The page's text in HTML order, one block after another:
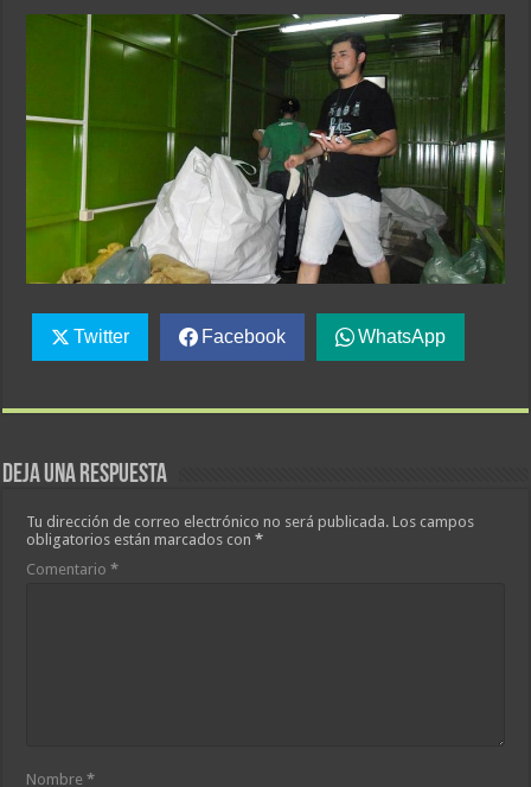
Twitter Facebook WhatsApp
Deja una respuesta
Tu dirección de correo electrónico no será publicada. Los campos
obligatorios están marcados con*
Comentario*
Nombre*